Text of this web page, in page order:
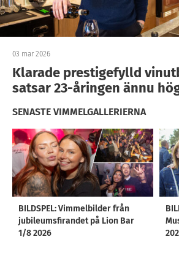
03 mar 2026
Klarade prestigefylld
satsar 23-åringen ännu
SENASTE VIMMELGALLERIERNA
BILDSPEL: Vimmelbilder från
jubileumsfirandet på Lion Bar
1/8 2026